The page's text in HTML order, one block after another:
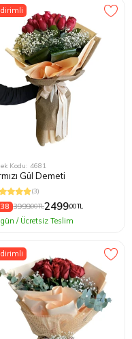
Kodu: 4681
Gül Demeti
(3)
3999,00 TL2499,00 TL
/ Ücretsiz Teslim